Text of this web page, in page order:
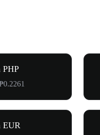
PHP
EUR